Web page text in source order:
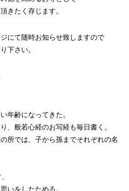
きたく存じます。
にて随時お知らせ致しますので
下さい。
年齢になってきた。
、般若心経のお写経も毎日書く。
所では、子から孫までそれぞれの名
いをしたためる。